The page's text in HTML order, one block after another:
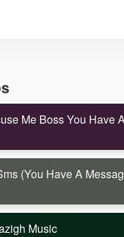
Me Boss You Have
(you Have A
Music